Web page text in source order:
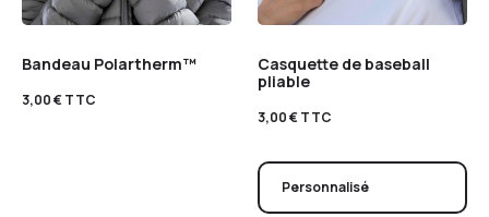
Bandeau Polartherm™
3,00€TTC
Casquette de baseball
pliable
3,00€TTC
Personnalisé